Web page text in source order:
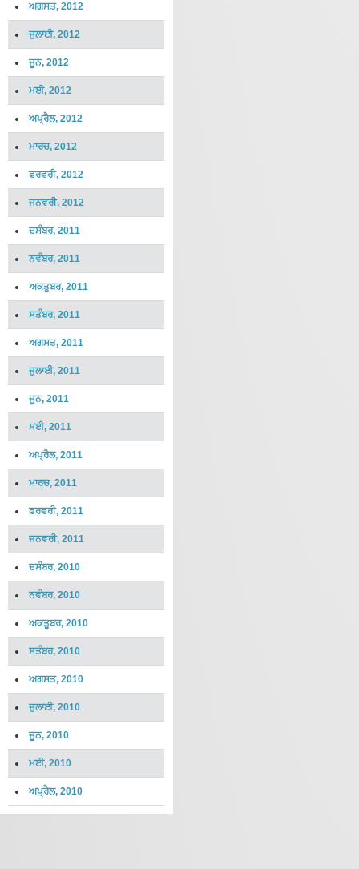
ਅਗਸਤ, 2012
ਜੁਲਾਈ, 2012
ਜੂਨ, 2012
ਮਈ, 2012
ਅਪ੍ਰੈਲ, 2012
ਮਾਰਚ, 2012
ਫਰਵਰੀ, 2012
ਜਨਵਰੀ, 2012
ਦਸੰਬਰ, 2011
ਨਵੰਬਰ, 2011
ਅਕਤੂਬਰ, 2011
ਸਤੰਬਰ, 2011
ਅਗਸਤ, 2011
ਜੁਲਾਈ, 2011
ਜੂਨ, 2011
ਮਈ, 2011
ਅਪ੍ਰੈਲ, 2011
ਮਾਰਚ, 2011
ਫਰਵਰੀ, 2011
ਜਨਵਰੀ, 2011
ਦਸੰਬਰ, 2010
ਨਵੰਬਰ, 2010
ਅਕਤੂਬਰ, 2010
ਸਤੰਬਰ, 2010
ਅਗਸਤ, 2010
ਜੁਲਾਈ, 2010
ਜੂਨ, 2010
ਮਈ, 2010
ਅਪ੍ਰੈਲ, 2010